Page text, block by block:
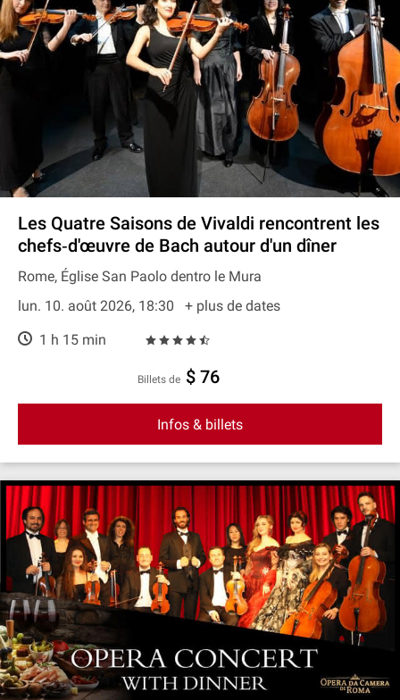
Les Quatre Saisons de Vivaldi rencontrent les
chefs‐d'œuvre de Bach autour d'un dîner
Rome, Église San Paolo dentro le Mura
lun. 10. août 2026, 18:30
+ plus de dates
1 h 15 min
Billets de $ 76
Infos & billets